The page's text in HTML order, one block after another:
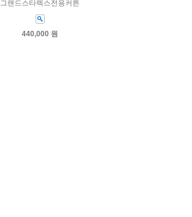
그랜드스타렉스전용커튼
440,000 원